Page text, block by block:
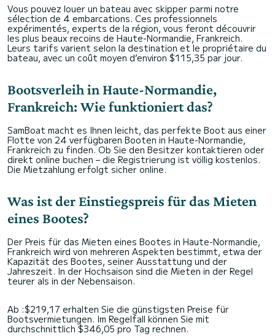
Vous pouvez louer un bateau avec skipper parmi notre
sélection de 4 embarcations. Ces professionnels
expérimentés, experts de la région, vous feront découvrir
les plus beaux recoins de Haute-Normandie, Frankreich.
Leurs tarifs varient selon la destination et le propriétaire du
bateau, avec un coût moyen d’environ $115,35 par jour.
Bootsverleih in Haute-Normandie,
Frankreich: Wie funktioniert das?
SamBoat macht es Ihnen leicht, das perfekte Boot aus einer
Flotte von 24 verfügbaren Booten in Haute-Normandie,
Frankreich zu finden. Ob Sie den Besitzer kontaktieren oder
direkt online buchen – die Registrierung ist völlig kostenlos.
Die Mietzahlung erfolgt sicher online.
Was ist der Einstiegspreis für das Mieten
eines Bootes?
Der Preis für das Mieten eines Bootes in Haute-Normandie,
Frankreich wird von mehreren Aspekten bestimmt, etwa der
Kapazität des Bootes, seiner Ausstattung und der
Jahreszeit. In der Hochsaison sind die Mieten in der Regel
teurer als in der Nebensaison.
Ab :$219,17 erhalten Sie die günstigsten Preise für
Bootsvermietungen. Im Regelfall können Sie mit
durchschnittlich $346,05 pro Tag rechnen.